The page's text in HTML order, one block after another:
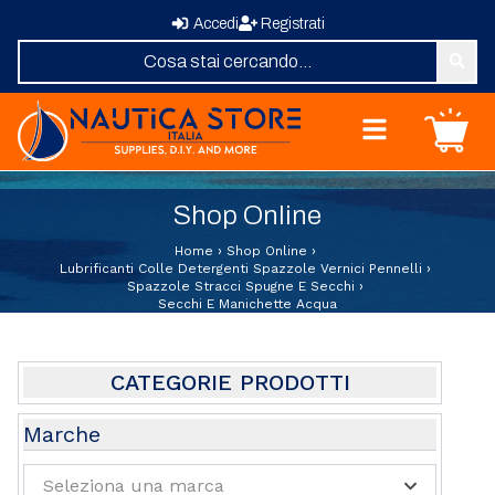
Accedi Registrati
Nautica Store Italia
Home
Shop Online
Revisione Zattere
Fornitura Vele
Elica su Misura
Contatti
Carrello
Shop Online
Home › Shop Online ›
Lubrificanti Colle Detergenti Spazzole Vernici Pennelli ›
Spazzole Stracci Spugne E Secchi ›
Secchi E Manichette Acqua
CATEGORIE PRODOTTI
Abbigliamento e Sport
Attrezzature e Allestimenti Coperta
Marche
Seleziona una marca